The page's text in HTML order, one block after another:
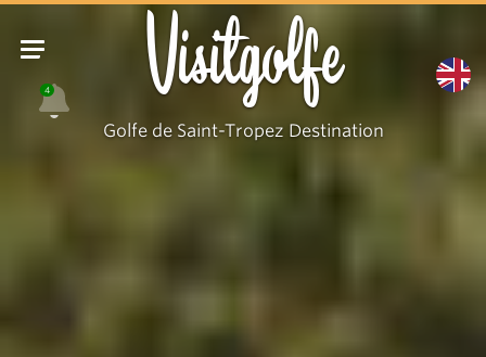
4 Visitgolfe
Golfe de Saint-Tropez Destination